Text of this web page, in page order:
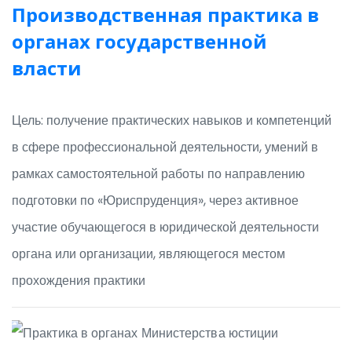
Производственная практика в
органах государственной
власти
Цель: получение практических навыков и компетенций
в сфере профессиональной деятельности, умений в
рамках самостоятельной работы по направлению
подготовки по «Юриспруденция», через активное
участие обучающегося в юридической деятельности
органа или организации, являющегося местом
прохождения практики